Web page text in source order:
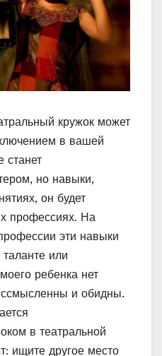
кружок может
в вашей
станет
но навыки,
он будет
профессиях. На
эти навыки
или
ребенка нет
и обидны.
в театральной
ищите другое место